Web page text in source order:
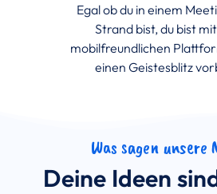
Egal ob du in einem
Strand bist, du bist
mobilfreundlichen
einen Geistesblitz
Was sagen
Deine Ideen